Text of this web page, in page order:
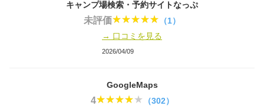
キャンプ場検索・予約サイトなっぷ
未評価
（1）
→ 口コミを見る
2026/04/09
GoogleMaps
4
（302）